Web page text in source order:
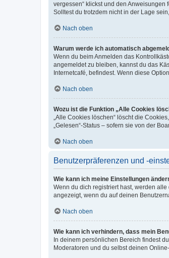
vergessen“ klickst und den
Solltest du trotzdem nicht in der Lage
Nach oben
Warum werde ich automatisch
Wenn du beim Anmelden das
angemeldet zu bleiben, kannst du das
Internetcafé, befindest. Wenn diese
Nach oben
Wozu ist die Funktion „Alle Cookies
„Alle Cookies löschen“ löscht die
„Gelesen“-Status – sofern sie von der
Nach oben
Benutzerpräferenzen und -
Wie kann ich meine Einstellungen
Wenn du dich registriert hast, werden
angezeigt, wenn du auf deinen
Nach oben
Wie kann ich verhindern, dass mein
In deinem persönlichen Bereich findest
Moderatoren und du selbst deinen